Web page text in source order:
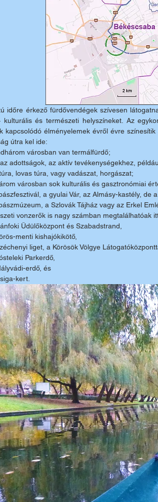
időre érkező fürdővendégek szívesen
kulturális és természeti helyszíneket. Az
kapcsolódó élményelemek évről évre
útra kel ide:
városban van termálfürdő;
adottságok, az aktív tevékenységekhez,
lovas túra, vagy vadászat, horgászat;
városban sok kulturális és gasztronómiai
a gyulai Vár, az Almásy-kastély,
a Szlovák Tájház vagy az Erkel
vonzerők is nagy számban megtalálhatóak
Üdülőközpont és Szabadstrand,
menti kishajókikötő,
liget, a Körösök Völgye
Parkerdő,
erdő, és
kert.